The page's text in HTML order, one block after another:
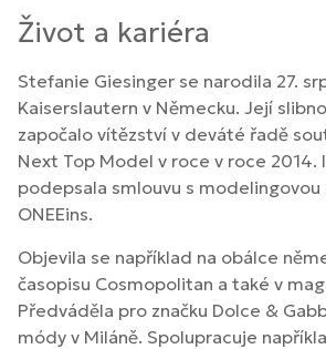
Život a kariéra
Stefanie Giesinger se narodila 27.
Kaiserslautern v Německu. Její
započalo vítězství v deváté řadě
Next Top Model v roce v roce 2014.
podepsala smlouvu s modelingovou
ONEEins.
Objevila se například na obálce
časopisu Cosmopolitan a také v
Předváděla pro značku Dolce &
módy v Miláně. Spolupracuje